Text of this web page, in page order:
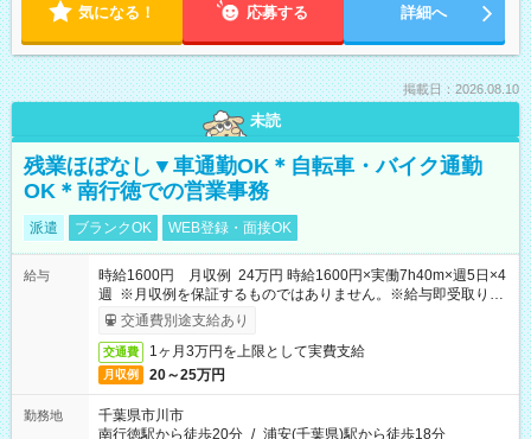
気になる！ 応募する 詳細へ
掲載日：2026.08.10
未読
残業ほぼなし▼車通勤OK＊自転車・バイク通勤
OK＊南行徳での営業事務
派遣 ブランクOK WEB登録・面接OK
給与
時給1600円 月収例 24万円 時給1600円×実働7h40m×週5日×4
週 ※月収例を保証するものではありません。※給与即受取りサ
ービス利用可（利用条件有）
交通費別途支給あり
交通費 1ヶ月3万円を上限として実費支給
月収例 20～25万円
勤務地
千葉県市川市
南行徳駅から徒歩20分 / 浦安(千葉県)駅から徒歩18分